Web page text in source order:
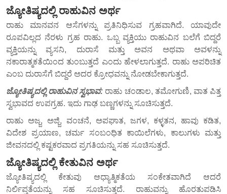
ಜ್ಯೋತಿಷ್ಯದಲ್ಲಿ ರಾಹುವಿನ ಅರ್ಥ
ರಾಹು ಮಾನವನ ಆಸೆಗಳನ್ನು ಪ್ರತಿನಿಧಿಸುವ ಗ್ರಹವಾಗಿದೆ. ಯಾವುದೇ
ರೂಪವಿಲ್ಲದ ನೆರಳು ಗ್ರಹ ರಾಹು. ಒಬ್ಬ ವ್ಯಕ್ತಿಯು ರಾಹುವಿನ ಬಲೆಗೆ ಬಿದ್ದರೆ
ವ್ಯಕ್ತಿಯನ್ನು ವ್ಯಸನಿ, ದುರಾಸೆ ಮತ್ತು ಅವನ ಅಥವಾ ಅವಳನ್ನು
ನಕಾರಾತ್ಮಕತೆಯಿಂದ ತುಂಬುತ್ತದೆ ಎಂದು ಹೇಳಲಾಗುತ್ತದೆ. ರಾಹು ಅಪರಿಚಿತ
ಎಂಬ ದುರಾಸೆಗೆ ಬಿದ್ದರೆ ಅದರ ಕ್ರೋಧವನ್ನು ನೋಡಬೇಕಾಗುತ್ತದೆ.
ಜ್ಯೋತಿಷ್ಯದಲ್ಲಿ ರಾಹುವಿನ ಸ್ವಭಾವ: ರಾಹು ಚಂಡಾಲ, ತಮೋಗುಣಿ, ವಾತ ಪಿತ್ತ
ಸ್ವಭಾವದ ಉಪಗ್ರಹ. ಇದು ಗಾಢ ಬಣ್ಣಗಳನ್ನು ಸೂಚಿಸುತ್ತದೆ.
ರಾಹು ಅಜ್ಜ, ಅಜ್ಜಿ, ವಂಚನೆ, ಅಪಘಾತ, ಜಗಳ, ಕಳ್ಳತನ, ಹಾವು ಕಡಿತ,
ವಿದೇಶ ಪ್ರಯಾಣ, ಚರ್ಮ ಸಂಬಂಧಿತ ಕಾಯಿಲೆಗಳು, ಕಾಲುಗಳು ಮತ್ತು
ಜೀವನದಲ್ಲಿ ಕಷ್ಟಕರವಾದ ಪ್ರಗತಿಯನ್ನು ಸಹ ಸೂಚಿಸುತ್ತದೆ.
ಜ್ಯೋತಿಷ್ಯದಲ್ಲಿ ಕೇತುವಿನ ಅರ್ಥ
ಜ್ಯೋತಿಷ್ಯದಲ್ಲಿ ಕೇತುವು ಆಧ್ಯಾತ್ಮಿಕತೆಯ ಸಂಕೇತವಾಗಿದೆ ಆದರೆ
ನಿರ್ಲಿಪ್ತತೆಯನ್ನು ಸಹ ಸೂಚಿಸುತ್ತದೆ. ರಾಹುವನ್ನು ಹೊರತುಪಡಿಸಿ